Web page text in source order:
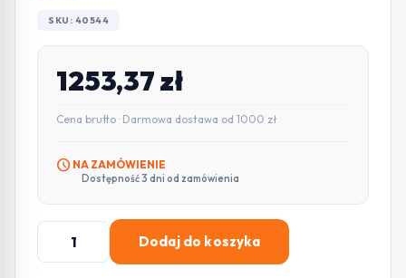
SKU: 40544
1253,37zł
Cena brutto · Darmowa dostawa od 1000 zł
schedule NA ZAMÓWIENIE
Dostępność 3 dni od zamówienia
ilość
Dodaj do koszyka